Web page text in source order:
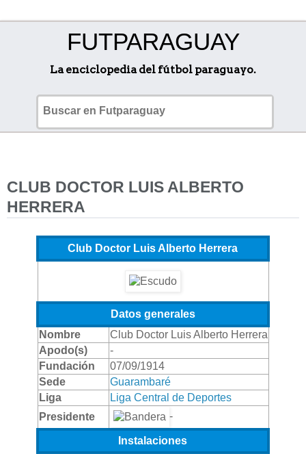
FUTPARAGUAY
La enciclopedia del fútbol paraguayo.
CLUB DOCTOR LUIS ALBERTO
HERRERA
Club Doctor Luis Alberto Herrera
Datos generales
Nombre
Club Doctor Luis Alberto Herrera
Apodo(s)
-
Fundación
07/09/1914
Sede
Guarambaré
Liga
Liga Central de Deportes
Presidente
-
Instalaciones